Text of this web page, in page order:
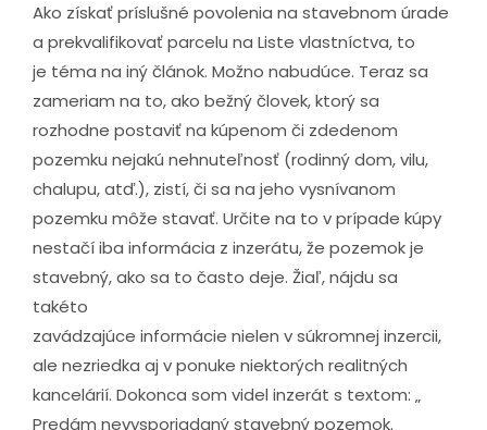
Ako získať príslušné povolenia na stavebnom úrade
a prekvalifikovať parcelu na Liste vlastníctva, to
je téma na iný článok. Možno nabudúce. Teraz sa
zameriam na to, ako bežný človek, ktorý sa
rozhodne postaviť na kúpenom či zdedenom
pozemku nejakú nehnuteľnosť (rodinný dom, vilu,
chalupu, atď.), zistí, či sa na jeho vysnívanom
pozemku môže stavať. Určite na to v prípade kúpy
nestačí iba informácia z inzerátu, že pozemok je
stavebný, ako sa to často deje. Žiaľ, nájdu sa
takéto
zavádzajúce informácie nielen v súkromnej inzercii,
ale nezriedka aj v ponuke niektorých realitných
kancelárií. Dokonca som videl inzerát s textom: „
Predám nevysporiadaný stavebný pozemok.